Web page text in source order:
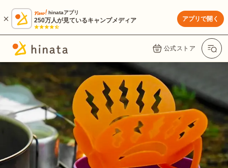
hinataアプリ
250万人が見ているキャンプメディア アプリで開く
公式ストア